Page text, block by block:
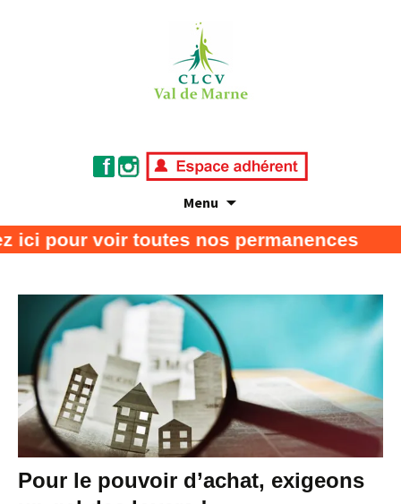
Menu
CLCV Val de Marne
Association de défense des consommateurs
voir toutes nos permanences
Pour le pouvoir d’achat, exigeons